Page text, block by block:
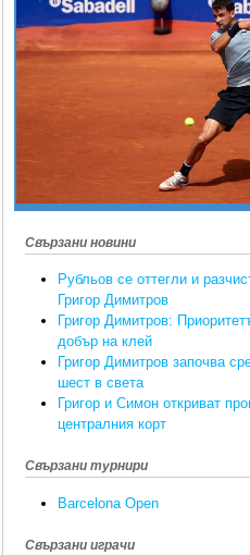
Свързани новини
Рубльов се оттегли и
Григор Димитров
Григор Димитров:
добър на клей
Григор Димитров започва
шест в света
Григор и Симон откриват
централния корт
Свързани турнири
Barcelona Open
Свързани играчи